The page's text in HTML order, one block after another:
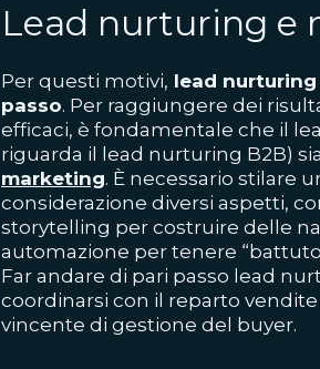
Lead nurturing e
Per questi motivi, lead
passo. Per raggiungere dei
efficaci, è fondamentale che il
riguarda il lead nurturing B2B)
marketing. È necessario stilare
considerazione diversi aspetti,
storytelling per costruire delle
automazione per tenere
Far andare di pari passo lead
coordinarsi con il reparto
vincente di gestione del buyer.